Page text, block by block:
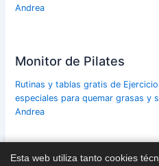
Andrea
Monitor de Pilates
Rutinas y tablas gratis de
especiales para quemar grasas y
Andrea
Esta web utiliza tanto cookies